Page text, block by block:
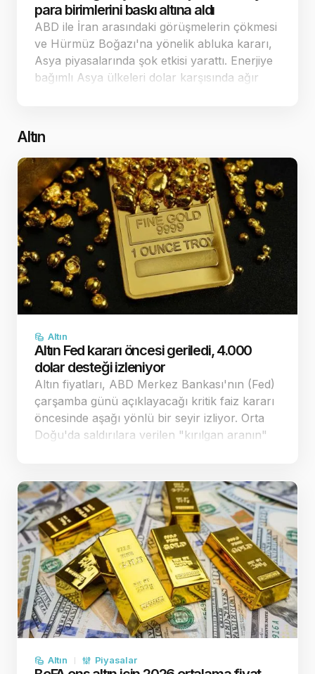
para birimlerini baskı altına aldı
ABD ile İran arasındaki görüşmelerin çökmesi
ve Hürmüz Boğazı'na yönelik abluka kararı,
Asya piyasalarında şok etkisi yarattı. Enerjiye
bağımlı Asya ülkeleri dolar karşısında ağır
Altın
Altın
Altın Fed kararı öncesi geriledi, 4.000
dolar desteği izleniyor
Altın fiyatları, ABD Merkez Bankası'nın (Fed)
çarşamba günü açıklayacağı kritik faiz kararı
öncesinde aşağı yönlü bir seyir izliyor. Orta
Doğu'da saldırılara verilen "kırılgan aranın"
Altın Piyasalar